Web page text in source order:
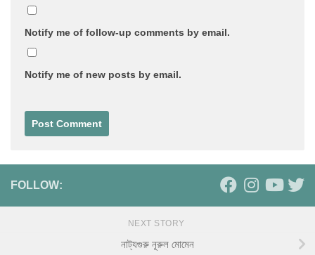
Notify me of follow-up comments by email.
Notify me of new posts by email.
FOLLOW:
NEXT STORY
নাট্যগুরু নূরুল মোমেন